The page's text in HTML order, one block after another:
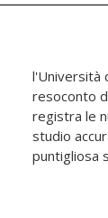
puntigliosa